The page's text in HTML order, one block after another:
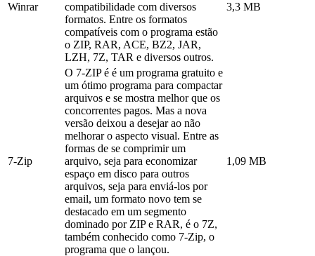
Winrar
compatibilidade com diversos
formatos. Entre os formatos
compatíveis com o programa estão
o ZIP, RAR, ACE, BZ2, JAR,
LZH, 7Z, TAR e diversos outros.
3,3 MB
7-Zip
O 7-ZIP é é um programa gratuito e
um ótimo programa para compactar
arquivos e se mostra melhor que os
concorrentes pagos. Mas a nova
versão deixou a desejar ao não
melhorar o aspecto visual. Entre as
formas de se comprimir um
arquivo, seja para economizar
espaço em disco para outros
arquivos, seja para enviá-los por
email, um formato novo tem se
destacado em um segmento
dominado por ZIP e RAR, é o 7Z,
também conhecido como 7-Zip, o
programa que o lançou.
1,09 MB